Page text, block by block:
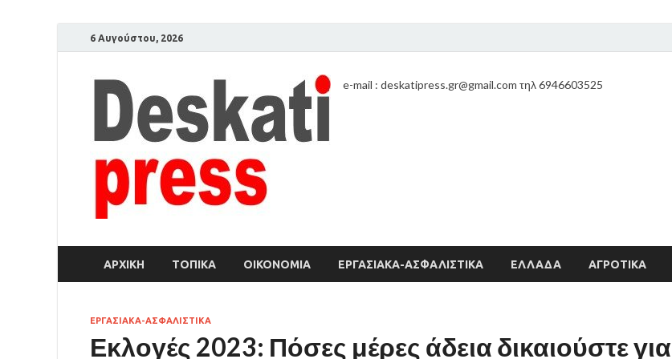
6 Αυγούστου, 2026
e-mail : deskatipress.gr@gmail.com τηλ 6946603525
ΑΡΧΙΚΉ ΤΟΠΙΚΑ ΟΙΚΟΝΟΜΙΑ ΕΡΓΑΣΙΑΚΑ-ΑΣΦΑΛΙΣΤΙΚΑ ΕΛΛΑΔΑ ΑΓΡΟΤΙΚΑ
ΕΡΓΑΣΙΑΚΑ-ΑΣΦΑΛΙΣΤΙΚΑ
Εκλογές 2023: Πόσες μέρες άδεια δικαιούστε για